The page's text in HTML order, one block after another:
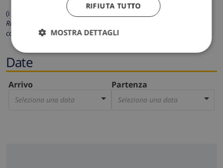
(i campi contrassegnati con * sono obbligatori)
Rispettiamo la tua privacy. I tuoi dati personali non saranno mai
condivisi con gli altri.
Date
Arrivo
Seleziona una data
Partenza
Seleziona una data
RIFIUTA TUTTO
MOSTRA DETTAGLI